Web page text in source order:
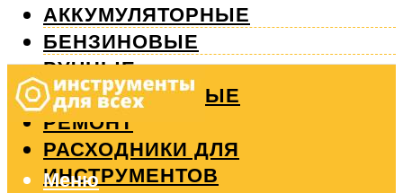
АККУМУЛЯТОРНЫЕ
БЕНЗИНОВЫЕ
РУЧНЫЕ
ИЗМЕРИТЕЛЬНЫЕ
РЕМОНТ
РАСХОДНИКИ ДЛЯ
ИНСТРУМЕНТОВ
Меню